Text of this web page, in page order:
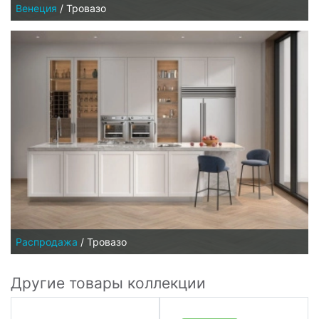
Венеция / Тровазо
Распродажа / Тровазо
Другие товары коллекции